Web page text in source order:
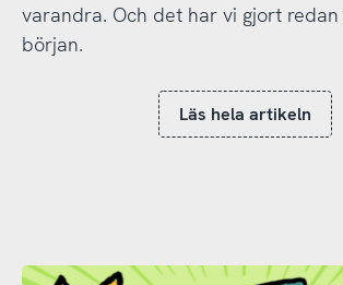
varandra. Och det har vi gjort
början.
Läs hela artikeln